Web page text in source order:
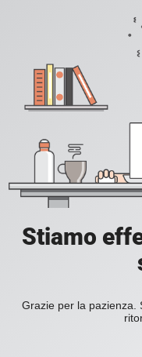
Stiamo
Grazie per la pazienza.